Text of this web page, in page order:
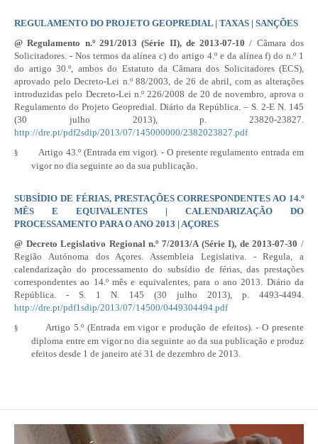
REGULAMENTO DO PROJETO GEOPREDIAL | TAXAS | SANÇÕES
@Regulamento n.º 291/2013 (Série II), de 2013-07-10 / Câmara dos
Solicitadores. - Nos termos da alínea c) do artigo 4.º e da alínea f) do n.º 1
do artigo 30.º, ambos do Estatuto da Câmara dos Solicitadores(ECS),
aprovado peloDecreto-Lei n.º 88/2003, de 26 de abril, com as alterações
introduzidas pelo Decreto-Lei n.º 226/2008 de 20 de novembro, aprova o
Regulamento do Projeto Geopredial. Diário da República. – S. 2-E N. 145
(30 julho 2013), p. 23820-23827.
http://dre.pt/pdf2sdip/2013/07/145000000/2382023827.pdf
§
Artigo 43.º (Entrada em vigor). - O presente regulamento entrada em
vigor no dia seguinte ao da sua publicação.
SUBSÍDIO DE FÉRIAS, PRESTAÇÕES CORRESPONDENTES AO 14.º
MÊS E EQUIVALENTES | CALENDARIZAÇÃO DO
PROCESSAMENTO PARA O ANO 2013 | AÇORES
@ Decreto Legislativo Regional n.º 7/2013/A(Série I), de 2013-07-30 /
Região Autónoma dos Açores. Assembleia Legislativa. - Regula, a
calendarização do processamento do subsídio de férias, das prestações
correspondentes ao 14.º mês e equivalentes, para o ano 2013. Diário da
República. - S. 1 N. 145 (30 julho 2013), p. 4493-4494.
http://dre.pt/pdf1sdip/2013/07/14500/0449304494.pdf
§
Artigo 5.º (Entrada em vigor e produção de efeitos). - O presente
diploma entre em vigor no dia seguinte ao da sua publicação e produz
efeitos desde 1 de janeiro até 31 de dezembro de 2013.